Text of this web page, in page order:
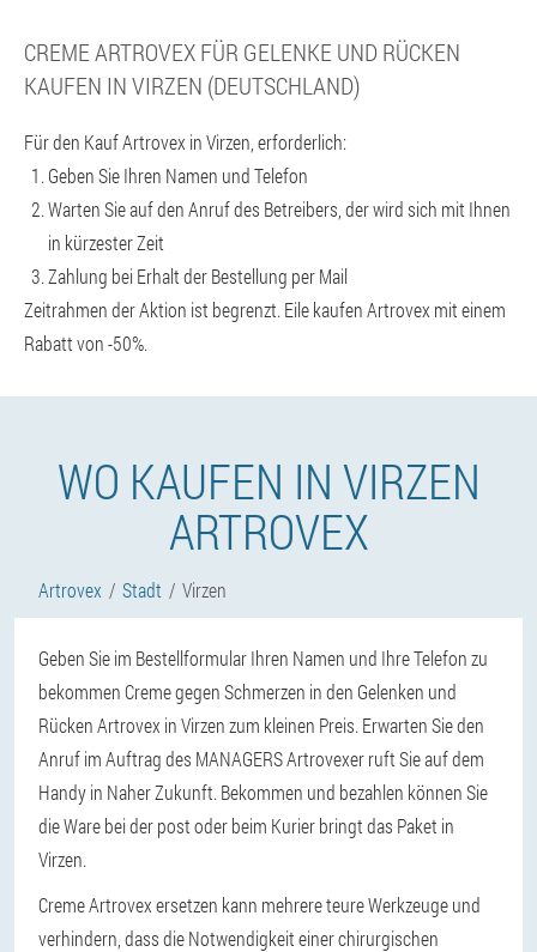
CREME ARTROVEX FÜR GELENKE UND RÜCKEN
KAUFEN IN VIRZEN (DEUTSCHLAND)
Für den Kauf Artrovex in Virzen, erforderlich:
Geben Sie Ihren Namen und Telefon
Warten Sie auf den Anruf des Betreibers, der wird sich mit Ihnen
in kürzester Zeit
Zahlung bei Erhalt der Bestellung per Mail
Zeitrahmen der Aktion ist begrenzt. Eile kaufen Artrovex mit einem
Rabatt von -50%.
WO KAUFEN IN VIRZEN
ARTROVEX
Artrovex Stadt Virzen
Geben Sie im Bestellformular Ihren Namen und Ihre Telefon zu
bekommen Creme gegen Schmerzen in den Gelenken und
Rücken Artrovex in Virzen zum kleinen Preis. Erwarten Sie den
Anruf im Auftrag des MANAGERS Artrovexer ruft Sie auf dem
Handy in Naher Zukunft. Bekommen und bezahlen können Sie
die Ware bei der post oder beim Kurier bringt das Paket in
Virzen.
Creme Artrovex ersetzen kann mehrere teure Werkzeuge und
verhindern, dass die Notwendigkeit einer chirurgischen